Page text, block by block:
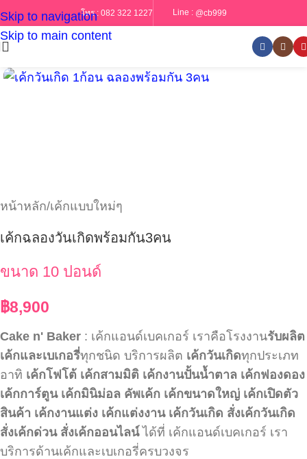
Skip to navigation
Skip to main content
โทร : 082 322 1227 Line : @cb999
หน้าหลัก/เค้กแบบใหม่ๆ
เค้กฉลองวันเกิดพร้อมกัน3คน
ขนาด 10 ปอนด์
฿8,900
Cake n' Baker : เค้กแอนด์เบคเกอร์ เราคือโรงงานรับผลิต
เค้กและเบเกอรี่ทุกชนิด บริการผลิต เค้กวันเกิดทุกประเภท
อาทิ เค้กโฟโต้ เค้กสามมิติ เค้กงานปั้นน้ำตาล เค้กฟองดอง
เค้กการ์ตูน เค้กมินิม่อล คัพเค้ก เค้กขนาดใหญ่ เค้กเปิดตัว
สินค้า เค้กงานแต่ง เค้กแต่งงาน เค้กวันเกิด สั่งเค้กวันเกิด
สั่งเค้กด่วน สั่งเค้กออนไลน์ได้ที่ เค้กแอนด์เบคเกอร์ เรา
บริการด้านเค้กและเบเกอรี่ครบวงจร